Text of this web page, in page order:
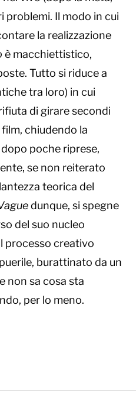
problemi. Il modo in cui
la realizzazione
è macchiettistico,
Tutto si riduce a
tra loro) in cui
di girare secondi
chiudendo la
poche riprese,
se non reiterato
teorica del
dunque, si spegne
del suo nucleo
processo creativo
burattinato da un
non sa cosa sta
per lo meno.